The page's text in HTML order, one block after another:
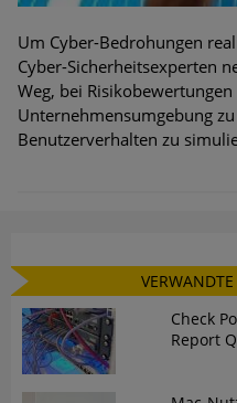
Um Cyber-Bedrohungen
Cyber-Sicherheitsexperten
Weg, bei
Unternehmensumgebung
Benutzerverhalten zu
Check
Report